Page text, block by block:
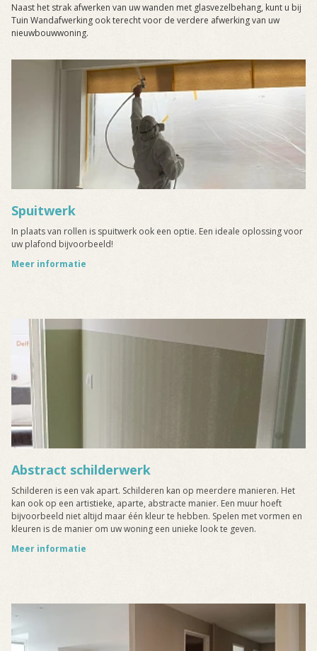
Naast het strak afwerken van uw wanden met glasvezelbehang, kunt u bij
Tuin Wandafwerking ook terecht voor de verdere afwerking van uw
nieuwbouwwoning.
Spuitwerk
In plaats van rollen is spuitwerk ook een optie. Een ideale oplossing voor
uw plafond bijvoorbeeld!
Meer informatie
Abstract schilderwerk
Schilderen is een vak apart. Schilderen kan op meerdere manieren. Het
kan ook op een artistieke, aparte, abstracte manier. Een muur hoeft
bijvoorbeeld niet altijd maar één kleur te hebben. Spelen met vormen en
kleuren is de manier om uw woning een unieke look te geven.
Meer informatie